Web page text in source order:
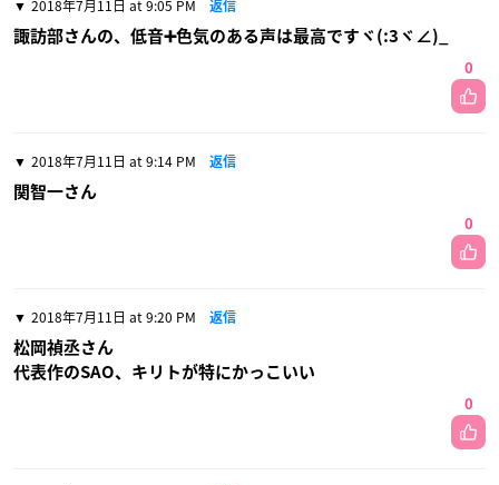
2018年7月11日 at 9:05 PM 返信
諏訪部さんの、低音➕色気のある声は最高ですヾ(:3ヾ∠)_
0
2018年7月11日 at 9:14 PM 返信
関智一さん
0
2018年7月11日 at 9:20 PM 返信
松岡禎丞さん
代表作のSAO、キリトが特にかっこいい
0